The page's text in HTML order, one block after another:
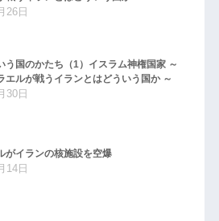
26日
う国のかたち（1）イスラム神権国家 ～
エルが戦うイランとはどういう国か ～
30日
がイランの核施設を空爆
14日